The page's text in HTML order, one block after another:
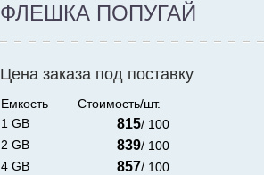
ФЛЕШКА ПОПУГАЙ
Цена заказа под поставку
Емкость
Стоимость/шт.
1 GB
815/ 100
2 GB
839/ 100
4 GB
857/ 100